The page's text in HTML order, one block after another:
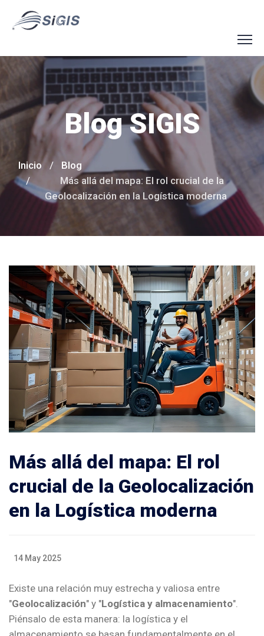
Blog SIGIS
Inicio
Blog
Más allá del mapa: El rol crucial de la
Geolocalización en la Logística moderna
Más allá del mapa: El rol
crucial de la Geolocalización
en la Logística moderna
14 May 2025
Existe una relación muy estrecha y valiosa entre
"Geolocalización" y "Logística y almacenamiento".
Piénsalo de esta manera: la logística y el